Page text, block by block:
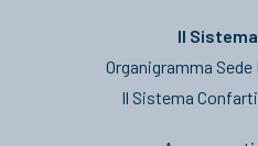
Il Sistema
Organigramma
Il Sistema